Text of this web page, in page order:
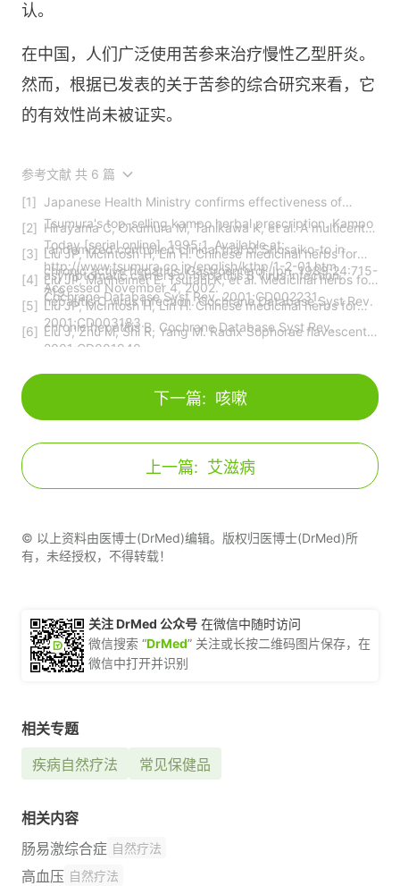
认。
在中国，人们广泛使用苦参来治疗慢性乙型肝炎。
然而，根据已发表的关于苦参的综合研究来看，它
的有效性尚未被证实。
参考文献 共 6 篇
Japanese Health Ministry confirms effectiveness of
Tsumura's top-selling kampo herbal prescription. Kampo
Today [serial online]. 1995;1. Available at:
http://www.tsumura.co.jp/english/kthp/1-2-01.htm.
Accessed November 4, 2002.
Hirayama C, Okumura M, Tanikawa K, et al. A multicenter
randomized controlled clinical trial of Shosaiko-to in
chronic active hepatitis. Gastroenterol Jpn. 1989;24:715-
719.
Liu JP, McIntosh H, Lin H. Chinese medicinal herbs for
asymptomatic carriers of hepatitis B virus infection.
Cochrane Database Syst Rev. 2001;CD002231.
Liu JP, Manheimer E, Tsutani K, et al. Medicinal herbs for
hepatitis C virus infection. Cochrane Database Syst Rev.
2001;CD003183.
Liu JP, McIntosh H, Lin H. Chinese medicinal herbs for
chronic hepatitis B. Cochrane Database Syst Rev.
2001;CD001940.
Liu J, Zhu M, Shi R, Yang M. Radix Sophorae flavescentis
randomized trials. Am J Chin Med. 2003;31:337-354.
上一篇: 艾滋病
下一篇: 咳嗽
© 以上资料由医博士(DrMed)编辑。版权归医博士(DrMed)所
有，未经授权，不得转载！
关注 DrMed 公众号 在微信中随时访问
微信搜索 “DrMed” 关注或长按二维码图片保存，在
微信中打开并识别
相关专题
疾病自然疗法
常见保健品
相关内容
肠易激综合症 自然疗法
高血压 自然疗法